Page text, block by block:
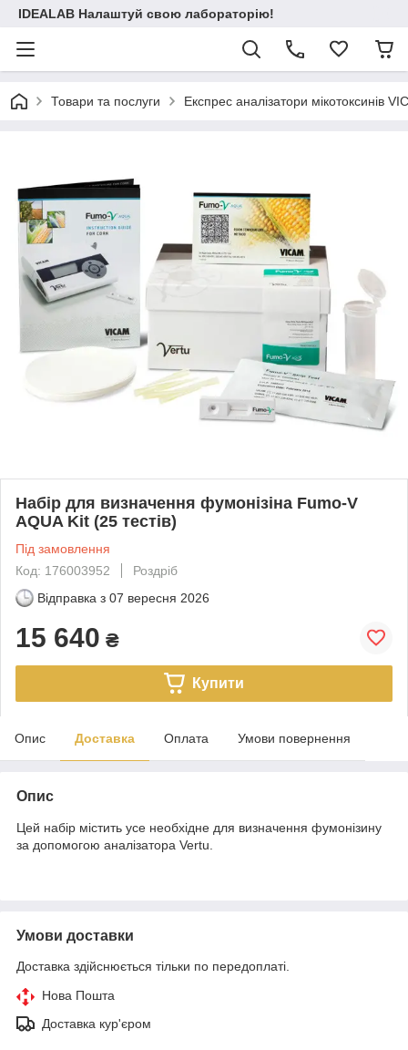
IDEALAB Налаштуй свою лабораторію!
Товари та послуги Експрес аналізатори мікотоксинів
Набір для визначення фумонізіна Fumo-V
AQUA Kit (25 тестів)
Під замовлення
Код: 176003952
Роздріб
Відправка з 07 вересня 2026
15 640 ₴
Купити
Опис Доставка Оплата Умови повернення
Опис
Цей набір містить усе необхідне для визначення фумонізину
за допомогою аналізатора Vertu.
Умови доставки
Доставка здійснюється тільки по передоплаті.
Нова Пошта
Доставка кур'єром